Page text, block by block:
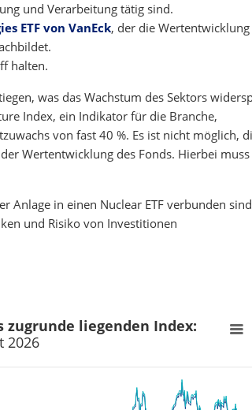
und Verarbeitung tätig sind.
ETF von VanEck, der die Wertentwicklung
halten.
was das Wachstum des Sektors
Index, ein Indikator für die Branche,
von fast 40 %. Es ist nicht möglich,
Wertentwicklung des Fonds. Hierbei
Anlage in einen Nuclear ETF verbunden
und Risiko von Investitionen
zugrunde liegenden Index:
2026